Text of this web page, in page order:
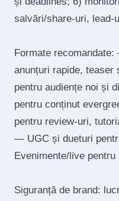
salvări/share‑uri,
Formate
anunțuri rapide,
pentru audiențe noi și
pentru conținut
pentru review‑uri,
— UGC și dueturi
Evenimente/live
Siguranță de brand: